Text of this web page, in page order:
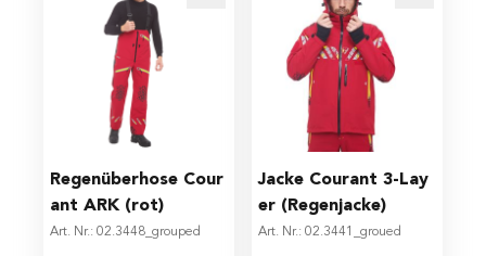
Regenüberhose Cour
ant ARK (rot)
Art. Nr.: 02.3448_grouped
The price depends on the options chosen on the
Jacke Courant 3-Lay
er (Regenjacke)
Art. Nr.: 02.3441_groued
The price depends on the